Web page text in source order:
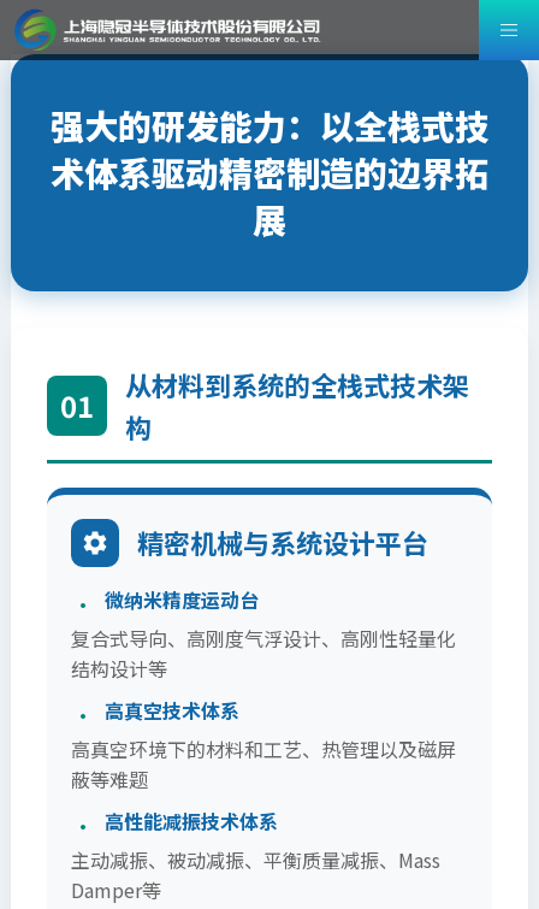
强大的研发能力：以全栈式技
术体系驱动精密制造的边界拓
展
01
从材料到系统的全栈式技术架
构
精密机械与系统设计平台
微纳米精度运动台
复合式导向、高刚度气浮设计、高刚性轻量化
结构设计等
高真空技术体系
高真空环境下的材料和工艺、热管理以及磁屏
蔽等难题
高性能减振技术体系
主动减振、被动减振、平衡质量减振、Mass
Damper等